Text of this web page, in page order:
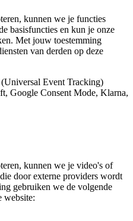
kunnen we je functies
basisfuncties en kun je onze
Met jouw toestemming
van derden op deze
Event Tracking)
Google Consent Mode, Klarna,
kunnen we je video's of
door externe providers wordt
gebruiken we de volgende
website: